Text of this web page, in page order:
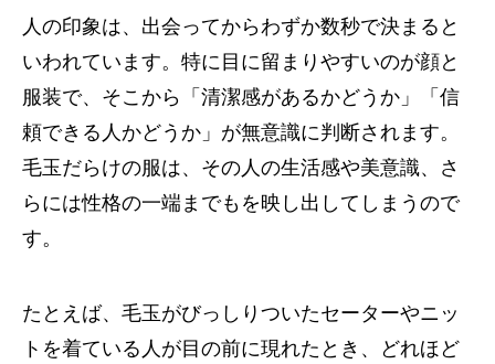
人の印象は、出会ってからわずか数秒で決まると
いわれています。特に目に留まりやすいのが顔と
服装で、そこから「清潔感があるかどうか」「信
頼できる人かどうか」が無意識に判断されます。
毛玉だらけの服は、その人の生活感や美意識、さ
らには性格の一端までもを映し出してしまうので
す。
たとえば、毛玉がびっしりついたセーターやニッ
トを着ている人が目の前に現れたとき、どれほど